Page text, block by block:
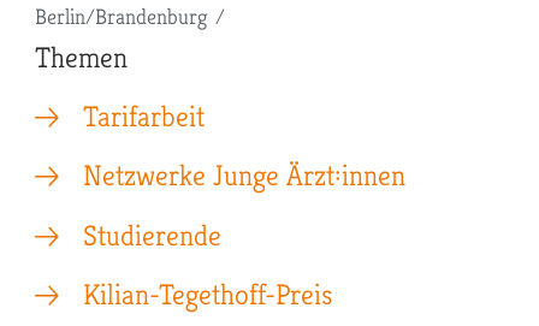
Pfadnavigation
Berlin/Brandenburg
Themen
Tarifarbeit
Netzwerke Junge Ärzt:innen
Studierende
Kilian-Tegethoff-Preis